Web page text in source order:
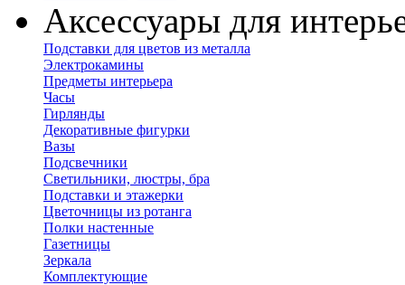
Аксессуары для
Подставки для цветов из металла
Электрокамины
Предметы интерьера
Часы
Гирлянды
Декоративные фигурки
Вазы
Подсвечники
Светильники, люстры, бра
Подставки и этажерки
Цветочницы из ротанга
Полки настенные
Газетницы
Зеркала
Комплектующие